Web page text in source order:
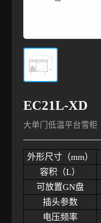
EC21L-XD
大单门低温平台雪柜
外形尺寸（mm）
容积（L）
可放置GN盘
插头参数
电压频率